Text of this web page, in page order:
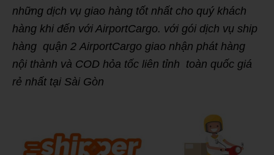
những dịch vụ giao hàng tốt nhất cho quý khách
hàng khi đến với AirportCargo. với gói dịch vụ ship
hàng quận 2 AirportCargo giao nhận phát hàng
nội thành và COD hỏa tốc liên tỉnh toàn quốc giá
rẻ nhất tại Sài Gòn